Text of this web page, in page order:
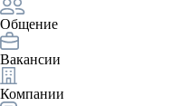
Общение
Вакансии
Компании